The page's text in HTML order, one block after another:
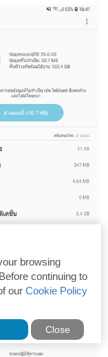
browsing
continuing to
our Cookie Policy
Close